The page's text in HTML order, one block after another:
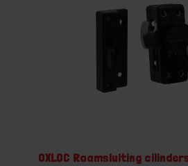
OXLOC Raamsluiting